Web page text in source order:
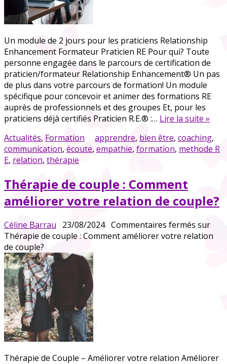
Un module de 2 jours pour les praticiens Relationship
Enhancement Formateur Praticien RE Pour qui? Toute
personne engagée dans le parcours de certification de
praticien/formateur Relationship Enhancement® Un pas
de plus dans votre parcours de formation! Un module
spécifique pour concevoir et animer des formations RE
auprès de professionnels et des groupes Et, pour les
praticiens déjà certifiés Praticien R.E.® :… Lire la suite »
Actualités, Formation apprendre, bien être, coaching,
communication, écoute, empathie, formation, methode R
E, relation, thérapie
Thérapie de couple : Comment
améliorer votre relation de couple?
Céline Barrau 23/08/2024 Commentaires fermés sur
Thérapie de couple : Comment améliorer votre relation
de couple?
Thérapie de Couple – Améliorer votre relation Améliorer